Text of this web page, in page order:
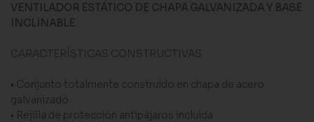
VENTILADOR ESTÁTICO DE CHAPA GALVANIZADA Y BASE
INCLINABLE
CARACTERÍSTICAS CONSTRUCTIVAS:
• Conjunto totalmente construido en chapa de acero
galvanizado.
• Rejilla de protección antipájaros incluida.